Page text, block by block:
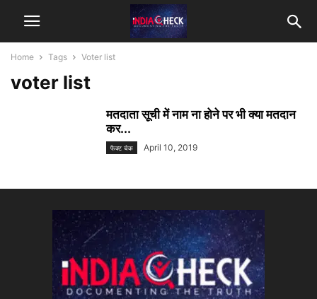
Home Tags Voter list
voter list
मतदाता सूची में नाम ना होने पर भी क्या मतदान
कर...
फैक्ट चेक April 10, 2019